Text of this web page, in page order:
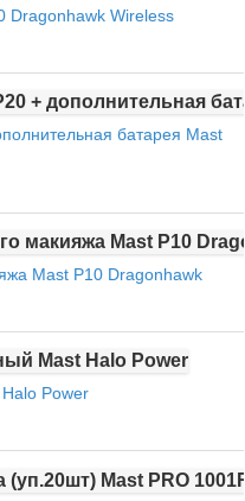
Dragonhawk Wireless
батарея Mast
Mast P10 Dragonhawk
Power